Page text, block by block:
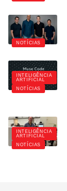
NOTÍCIAS
INTELIGÊNCIA
ARTIFICIAL
NOTÍCIAS
INTELIGÊNCIA
ARTIFICIAL
NOTÍCIAS